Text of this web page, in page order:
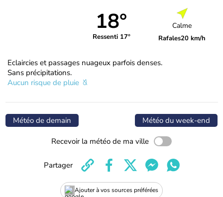
18°
Ressenti 17°
Calme
Rafales20 km/h
Eclaircies et passages nuageux parfois denses.
Sans précipitations.
Aucun risque de pluie
Météo de demain Météo du week-end
Recevoir la météo de ma ville
Ajouter à vos sources préférées
Partager